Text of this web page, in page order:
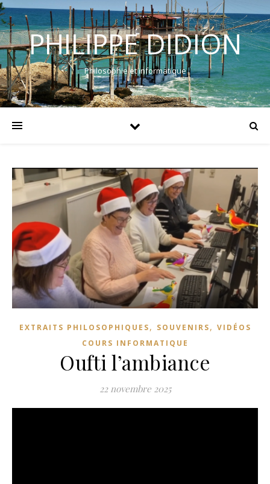
PHILIPPE DIDION
Philosophie et informatique
EXTRAITS PHILOSOPHIQUES, SOUVENIRS, VIDÉOS
COURS INFORMATIQUE
Oufti l’ambiance
22 novembre 2025